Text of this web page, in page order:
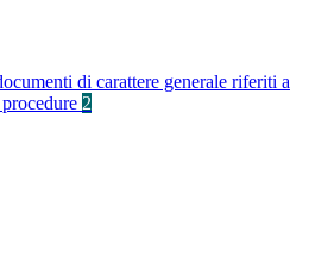
di carattere generale riferiti a
2